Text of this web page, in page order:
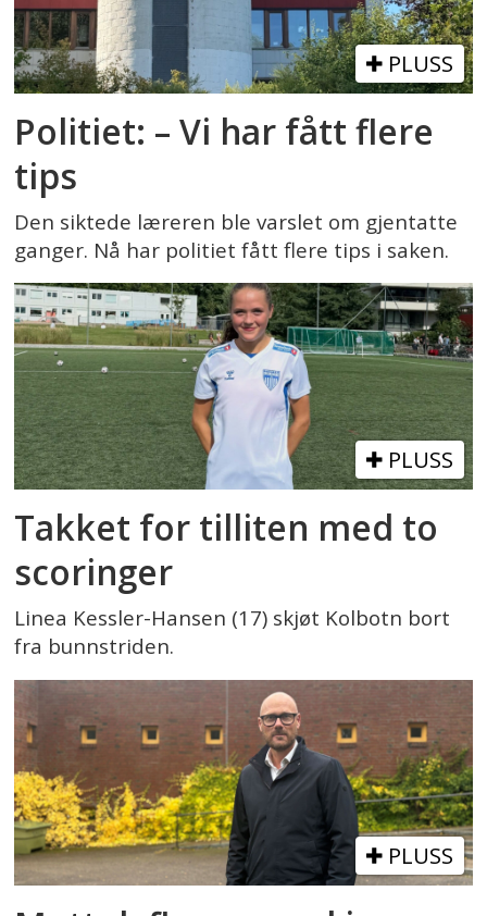
PLUSS
Politiet: – Vi har fått flere
tips
Den siktede læreren ble varslet om gjentatte
ganger. Nå har politiet fått flere tips i saken.
PLUSS
Takket for tilliten med to
scoringer
Linea Kessler-Hansen (17) skjøt Kolbotn bort
fra bunnstriden.
PLUSS